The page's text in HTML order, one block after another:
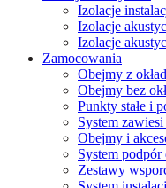
Izolacje
Izolacje
Izolacje
Zamocowania
Obejmy z
Obejmy bez
Punkty stałe i
System
Obejmy i
System
Zestawy